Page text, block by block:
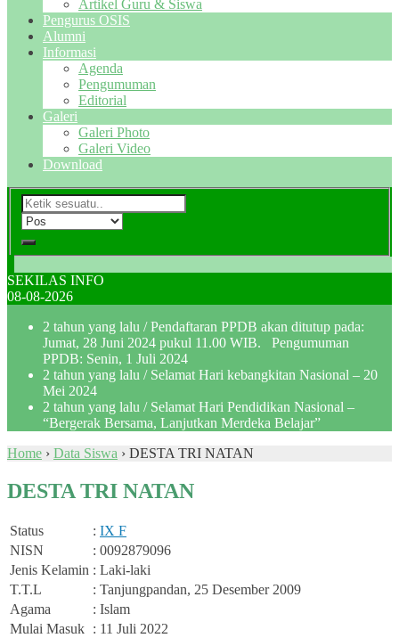
Artikel Guru & Siswa
Pengurus OSIS
Alumni
Informasi
Agenda
Pengumuman
Editorial
Galeri
Galeri Photo
Galeri Video
Download
SEKILAS INFO
08-08-2026
2 tahun yang lalu / Pendaftaran PPDB akan ditutup pada:
Jumat, 28 Juni 2024 pukul 11.00 WIB. Pengumuman
PPDB: Senin, 1 Juli 2024
2 tahun yang lalu / Selamat Hari kebangkitan Nasional – 20
Mei 2024
2 tahun yang lalu / Selamat Hari Pendidikan Nasional –
“Bergerak Bersama, Lanjutkan Merdeka Belajar”
Home › Data Siswa › DESTA TRI NATAN
DESTA TRI NATAN
Status : IX F
NISN
: 0092879096
Jenis Kelamin : Laki-laki
T.T.L
: Tanjungpandan, 25 Desember 2009
Agama
: Islam
Mulai Masuk : 11 Juli 2022